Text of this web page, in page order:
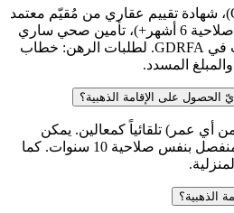
سند الملكية (أو Oqood)، شهادة تقييم عقاري من مُقيّم معتمد
من DLD، جواز سفر (صلاحية 6 أشهر+)، تأمين صحي ساري
في الإمارات، البصمات في GDRFA. لطلبات الرهن: خطاب
المسدد.
الحصول على الإقامة الذهبية؟
أي عمر) تلقائياً كمعالين. يمكن
كفالة الوالدين بشكل منفصل بنفس صلاحية 10 سنوات. كما
الذهبية؟